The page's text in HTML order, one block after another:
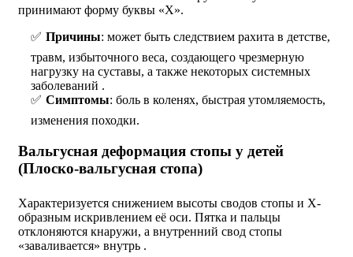
принимают форму буквы «Х».
Причины: может быть следствием рахита в детстве,
травм, избыточного веса, создающего чрезмерную
нагрузку на суставы, а также некоторых системных
заболеваний .
Симптомы: боль в коленях, быстрая утомляемость,
изменения походки.
Вальгусная деформация стопы у детей
(Плоско-вальгусная стопа)
Характеризуется снижением высоты сводов стопы и Х-
образным искривлением её оси. Пятка и пальцы
отклоняются кнаружи, а внутренний свод стопы
«заваливается» внутрь .